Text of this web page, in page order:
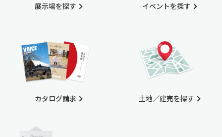
展示場を探す
カタログ請求
イベントを探す
土地／建売を探す